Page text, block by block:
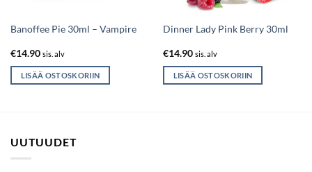
Banoffee Pie 30ml – Vampire
€14.90 sis. alv
LISÄÄ OSTOSKORIIN
Dinner Lady Pink Berry 30ml
€14.90 sis. alv
LISÄÄ OSTOSKORIIN
UUTUUDET